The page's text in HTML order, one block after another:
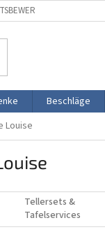
Beschläge
Louise
Tellersets &
Tafelservices